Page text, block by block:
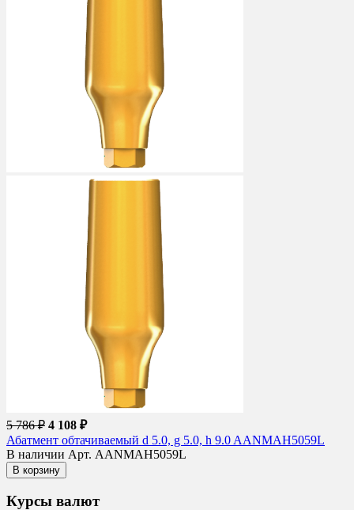
5 786 ₽ 4 108 ₽
Абатмент обтачиваемый d 5.0, g 5.0, h 9.0 AANMAH5059L
В наличии Арт. AANMAH5059L
В корзину
Курсы валют